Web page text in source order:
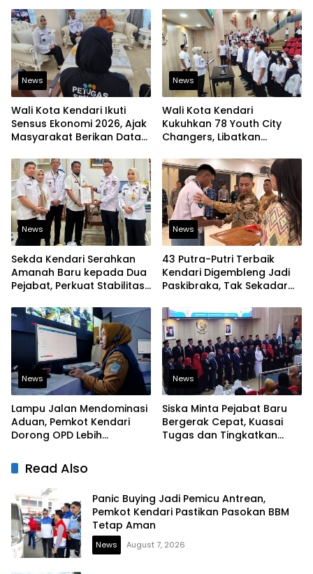
Lain
Kesehatan
News
Wali Kota Kendari Ikuti
Sensus Ekonomi 2026, Ajak
Masyarakat Berikan Data
News
Wali Kota Kendari
Kukuhkan 78 Youth City
Changers, Libatkan
Perubahan Kota
News
Sekda Kendari Serahkan
Amanah Baru kepada Dua
Pejabat, Perkuat Stabilitas
News
43 Putra-Putri Terbaik
Kendari Digembleng Jadi
Paskibraka, Tak Sekadar
News
Lampu Jalan Mendominasi
Aduan, Pemkot Kendari
Dorong OPD Lebih
Laporan Warga
News
Siska Minta Pejabat Baru
Bergerak Cepat, Kuasai
Tugas dan Tingkatkan
Read Also
Panic Buying Jadi Pemicu Antrean,
Pemkot Kendari Pastikan Pasokan BBM
Tetap Aman
News August 7, 2026